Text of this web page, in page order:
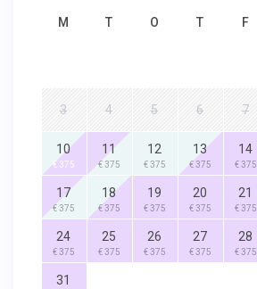
M T O T F
3 4 5 6 7
10
€ 375
11
€ 375
12
€ 375
13
€ 375
14
€ 375
17
€ 375
18
€ 375
19
€ 375
20
€ 375
21
€ 375
24
€ 375
25
€ 375
26
€ 375
27
€ 375
28
€ 375
31